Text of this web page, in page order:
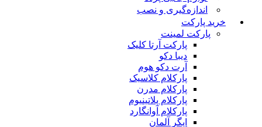
اندازه‌گیری و نصب
خرید پارکت
پارکت لمینت
پارکت آرتا کلیک
دیبا دکو
آرت دکو هوم
پارکلام کلاسیک
پارکلام مدرن
پارکلام پلاتینیوم
پارکلام آوانگارد
ایگر آلمان